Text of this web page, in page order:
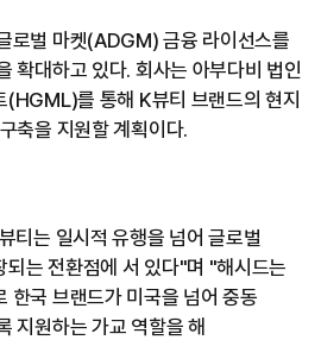
로벌 마켓(ADGM) 금융 라이선스를
확대하고 있다. 회사는 아부다비 법인
(HGML)를 통해 K뷰티 브랜드의 현지
축을 지원할 계획이다.
티는 일시적 유행을 넘어 글로벌
되는 전환점에 서 있다"며 "해시드는
한국 브랜드가 미국을 넘어 중동
지원하는 가교 역할을 해